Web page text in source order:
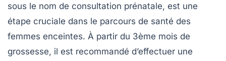
sous le nom de consultation prénatale, est une
étape cruciale dans le parcours de santé des
femmes enceintes. À partir du 3ème mois de
grossesse, il est recommandé d’effectuer une